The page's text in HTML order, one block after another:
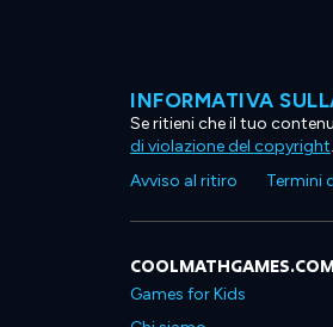
INFORMATIVA
Se ritieni che il tuo
di violazione del copyright.
Avviso al ritiro
Termini
Games for Kids